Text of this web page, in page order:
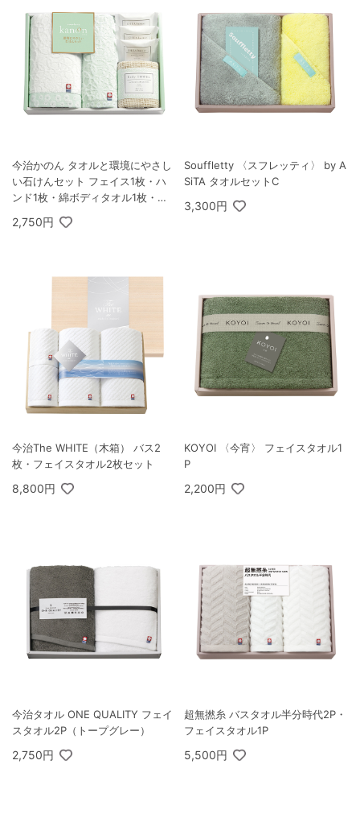
今治かのん タオルと環境にやさし
い石けんセット フェイス1枚・ハ
ンド1枚・綿ボディタオル1枚・石
2,750円
Souffletty 〈スフレッティ〉 by A
SiTA タオルセットC
3,300円
今治The WHITE（木箱） バス2
枚・フェイスタオル2枚セット
8,800円
KOYOI 〈今宵〉 フェイスタオル1
P
2,200円
今治タオル ONE QUALITY フェイ
スタオル2P（トープグレー）
2,750円
超無撚糸 バスタオル半分時代2P・
フェイスタオル1P
5,500円